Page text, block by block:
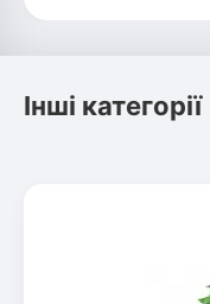
Інші категорії